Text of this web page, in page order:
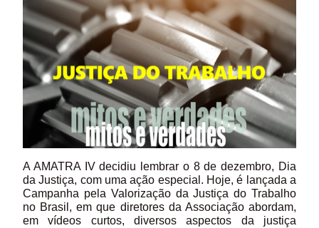
A AMATRA IV decidiu lembrar o 8 de dezembro, Dia
da Justiça, com uma ação especial. Hoje, é lançada a
Campanha pela Valorização da Justiça do Trabalho
no Brasil, em que diretores da Associação abordam,
em vídeos curtos, diversos aspectos da justiça